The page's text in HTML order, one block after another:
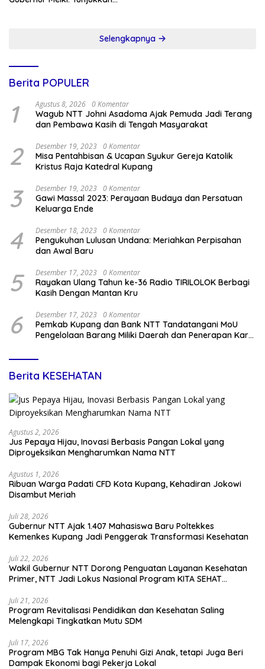
Selengkapnya
Berita POPULER
1 Agustus 8, 2026 0 Komentar
Wagub NTT Johni Asadoma Ajak Pemuda Jadi Terang
dan Pembawa Kasih di Tengah Masyarakat
2 Desember 19, 2023 0 Komentar
Misa Pentahbisan & Ucapan Syukur Gereja Katolik
Kristus Raja Katedral Kupang
3 Desember 19, 2023 0 Komentar
Gawi Massal 2023: Perayaan Budaya dan Persatuan
Keluarga Ende
4 Desember 18, 2023 0 Komentar
Pengukuhan Lulusan Undana: Meriahkan Perpisahan
dan Awal Baru
5 Desember 17, 2023 0 Komentar
Rayakan Ulang Tahun ke-36 Radio TIRILOLOK Berbagi
Kasih Dengan Mantan Kru
6 Desember 17, 2023 0 Komentar
Pemkab Kupang dan Bank NTT Tandatangani MoU
Pengelolaan Barang Miliki Daerah dan Penerapan Kartu
Berita KESEHATAN
Agustus 2, 2026
Jus Pepaya Hijau, Inovasi Berbasis Pangan Lokal yang
Diproyeksikan Mengharumkan Nama NTT
Agustus 1, 2026
Ribuan Warga Padati CFD Kota Kupang, Kehadiran Jokowi
Disambut Meriah
Juli 28, 2026
Gubernur NTT Ajak 1.407 Mahasiswa Baru Poltekkes
Kemenkes Kupang Jadi Penggerak Transformasi Kesehatan
Juli 22, 2026
Wakil Gubernur NTT Dorong Penguatan Layanan Kesehatan
Primer, NTT Jadi Lokus Nasional Program KITA SEHAT
Juli 21, 2026
Program Revitalisasi Pendidikan dan Kesehatan Saling
Melengkapi Tingkatkan Mutu SDM
Juli 17, 2026
Program MBG Tak Hanya Penuhi Gizi Anak, tetapi Juga Beri
Dampak Ekonomi bagi Pekerja Lokal